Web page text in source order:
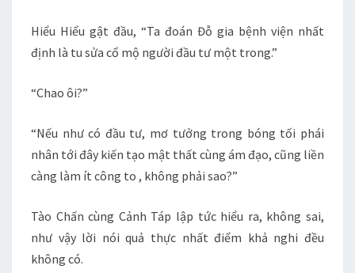
Hiểu Hiểu gật đầu, “Ta đoán Đỗ gia bệnh viện nhất
định là tu sửa cổ mộ người đầu tư một trong.”
“Chao ôi?”
“Nếu như có đầu tư, mơ tưởng trong bóng tối phái
nhân tới đây kiến tạo mật thất cùng ám đạo, cũng liền
càng làm ít công to , không phải sao?”
Tào Chấn cùng Cảnh Táp lập tức hiểu ra, không sai,
như vậy lời nói quả thực nhất điểm khả nghi đều
không có.